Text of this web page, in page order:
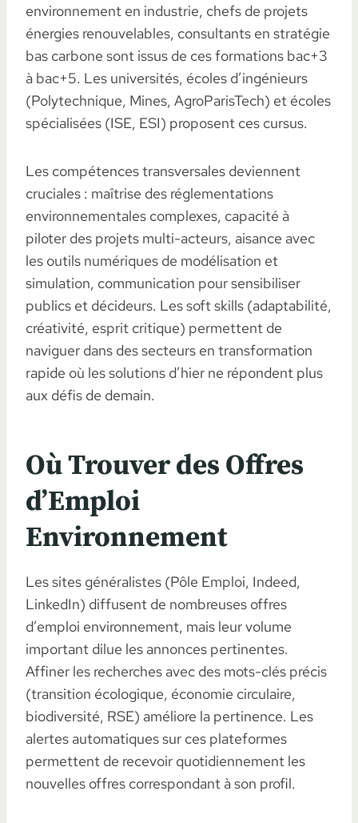
environnement en industrie, chefs de projets
énergies renouvelables, consultants en stratégie
bas carbone sont issus de ces formations bac+3
à bac+5. Les universités, écoles d’ingénieurs
(Polytechnique, Mines, AgroParisTech) et écoles
spécialisées (ISE, ESI) proposent ces cursus.
Les compétences transversales deviennent
cruciales : maîtrise des réglementations
environnementales complexes, capacité à
piloter des projets multi-acteurs, aisance avec
les outils numériques de modélisation et
simulation, communication pour sensibiliser
publics et décideurs. Les soft skills (adaptabilité,
créativité, esprit critique) permettent de
naviguer dans des secteurs en transformation
rapide où les solutions d’hier ne répondent plus
aux défis de demain.
Où Trouver des Offres
d’Emploi
Environnement
Les sites généralistes (Pôle Emploi, Indeed,
LinkedIn) diffusent de nombreuses offres
d’emploi environnement, mais leur volume
important dilue les annonces pertinentes.
Affiner les recherches avec des mots-clés précis
(transition écologique, économie circulaire,
biodiversité, RSE) améliore la pertinence. Les
alertes automatiques sur ces plateformes
permettent de recevoir quotidiennement les
nouvelles offres correspondant à son profil.